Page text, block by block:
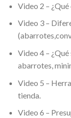
Video 2 –
Video 3 –
Video 4 –
abarrotes,
Video 5 –
tienda.
Video 6 –